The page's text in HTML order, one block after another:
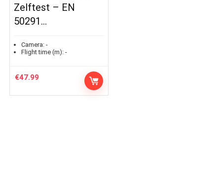
Zelftest – EN
50291…
Camera: -
Flight time (m): -
€47.99